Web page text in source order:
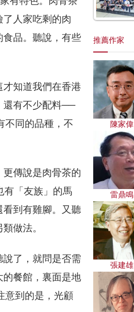
人家吃剩的肉
品。聽說，有些
知道我們在香港
還有不少配料──
不同的品種，不
傳說是肉骨茶的
有「友族」的馬
到有雞腳。又聽
做法。
了，就問是否需
餐館，裏面是地
意到的是，光顧
推薦作家
陳家偉
雷鼎鳴
張建雄